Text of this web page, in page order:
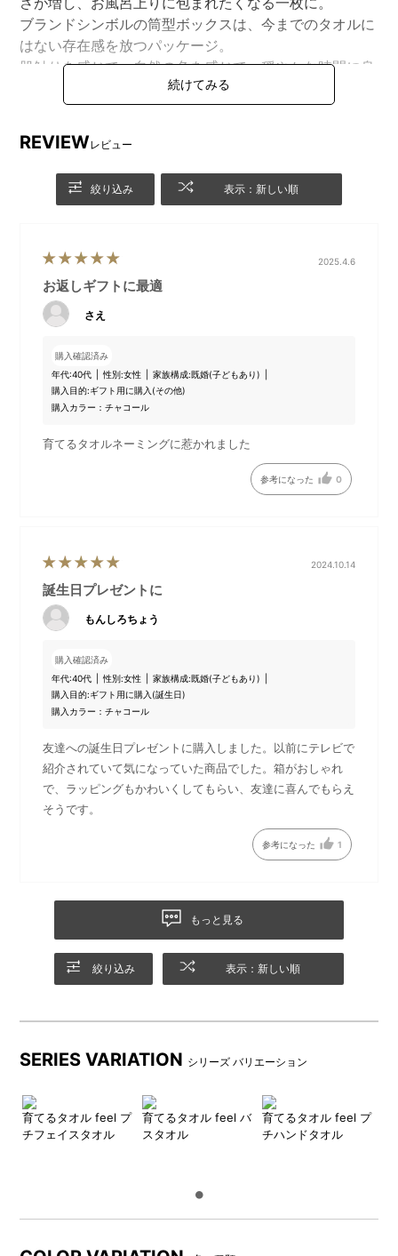
ブランドシンボルの筒型ボックスは、今までのタオルに
はない存在感を放つパッケージ。
肌触りを感じて、自然の色を感じて、穏やかな時間に身
をまかせる。そんなライフスタイルをお手伝いします。
洗うたびにふっくらと育つバスタオル
欲しい、育てるタオルのボックス入りシリーズ「feel」。新しく
なったパイルヘムで空気を纏うような軽さ、ふわふわな使用感
をより実感していただける、ワンランク上のバスタオルです。
「育てるタオル」とは？
てふっくらと変化していきます。糸の重量は最小限に抑えて設
計され、驚きの軽さを実現しています。「育てるタオル」の糸
は撚り(より)がしっかり入っているので、毛羽落ちが少ないのも
特徴です。
れるはずです。
ロータス、フォグブルーから
リボン風の留めゴムが付属し
REVIEWレビュー
絞り込み 表示：新しい順
2025.4.6
お返しギフトに最適
さえ
購入確認済み
年代:40代 性別:女性 家族構成:既婚(子どもあり)
購入目的:ギフト用に購入(その他)
購入カラー：チャコール
育てるタオルネーミングに惹かれました
参考になった 0
2024.10.14
誕生日プレゼントに
もんしろちょう
購入確認済み
年代:40代 性別:女性 家族構成:既婚(子どもあり)
購入目的:ギフト用に購入(誕生日)
購入カラー：チャコール
友達への誕生日プレゼントに購入しました。以前にテレビで
紹介されていて気になっていた商品でした。箱がおしゃれ
で、ラッピングもかわいくしてもらい、友達に喜んでもらえ
そうです。
参考になった 1
もっと見る
絞り込み 表示：新しい順
SERIES VARIATION シリーズ バリエーション
育てるタオル feel プ
チフェイスタオル
育てるタオル feel バ
スタオル
育てるタオル feel プ
チハンドタオル